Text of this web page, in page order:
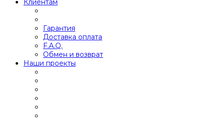
Клиентам
Гарантия
Доставка оплата
F.A.Q.
Обмен и возврат
Наши проекты